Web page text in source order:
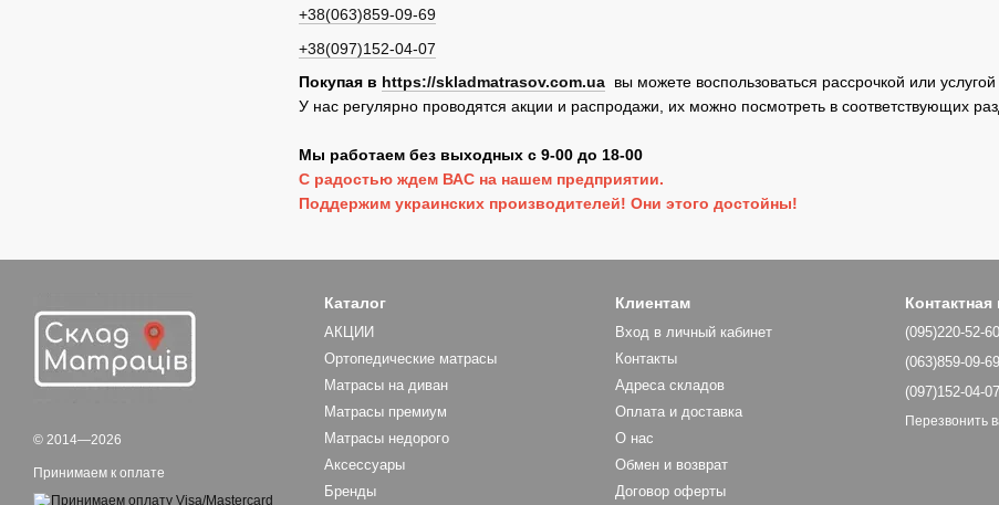
+38(063)859-09-69
+38(097)152-04-07
Покупая в https://skladmatrasov.com.ua вы можете воспользоваться рассрочкой или
У нас регулярно проводятся акции и распродажи, их можно посмотреть в соответствующих
Мы работаем без выходных с 9-00 до 18-00
С радостью ждем ВАС на нашем предприятии.
Поддержим украинских производителей! Они этого достойны!
© 2014—2026
Принимаем к оплате
Каталог
АКЦИИ
Ортопедические матрасы
Матрасы на диван
Матраcы премиум
Матрасы недорого
Аксессуары
Бренды
Клиентам
Вход в личный кабинет
Контакты
Адреса складов
Оплата и доставка
О нас
Обмен и возврат
Договор оферты
(095)220-52-60
(063)859-09-69
(097)152-04-07
Перезвонить